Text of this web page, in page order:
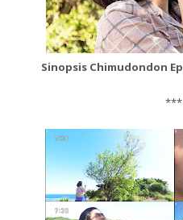
Sinopsis Chimudondon
***